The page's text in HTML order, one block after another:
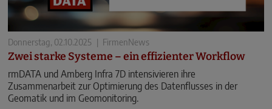
Donnerstag, 02.10.2025 | FirmenNews
Zwei starke Systeme – ein effizienter Workflow
rmDATA und Amberg Infra 7D intensivieren ihre
Zusammenarbeit zur Optimierung des Datenflusses in der
Geomatik und im Geomonitoring.